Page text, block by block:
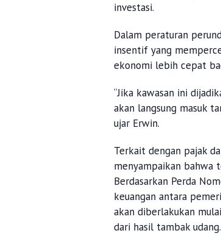
investasi.
Dalam peraturan
insentif yang
ekonomi lebih cepat
“Jika kawasan ini
akan langsung masuk
ujar Erwin.
Terkait dengan pajak
menyampaikan bahwa
Berdasarkan Perda
keuangan antara
akan diberlakukan
dari hasil tambak udang.